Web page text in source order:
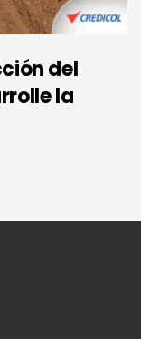
del
la